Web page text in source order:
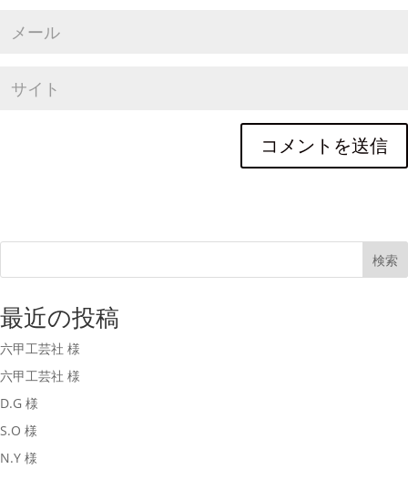
検索
最近の投稿
六甲工芸社 様
六甲工芸社 様
D.G 様
S.O 様
N.Y 様